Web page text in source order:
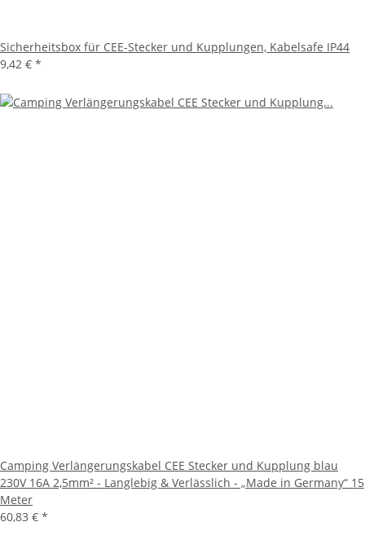
Sicherheitsbox für CEE-Stecker und Kupplungen, Kabelsafe IP44
9,42 € *
Camping Verlängerungskabel CEE Stecker und Kupplung blau
230V 16A 2,5mm² - Langlebig & Verlässlich - „Made in Germany“ 15
Meter
60,83 € *